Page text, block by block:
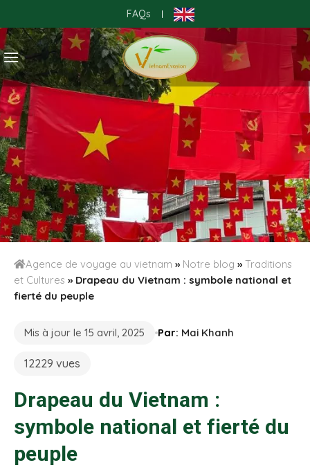
to
content
FAQs |
Agence de voyage au vietnam » Notre blog » Traditions
et Cultures » Drapeau du Vietnam : symbole national et
fierté du peuple
Mis à jour le 15 avril, 2025 Par: Mai Khanh
12229 vues
Drapeau du Vietnam :
symbole national et fierté du
peuple